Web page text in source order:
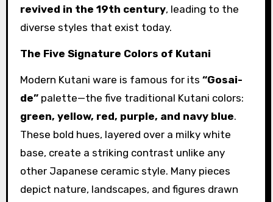
revived in the 19th century, leading to the
diverse styles that exist today.
The Five Signature Colors of Kutani
Modern Kutani ware is famous for its “Gosai-
de”palette—the five traditional Kutani colors:
green, yellow, red, purple, and navy blue.
These bold hues, layered over a milky white
base, create a striking contrast unlike any
other Japanese ceramic style. Many pieces
depict nature, landscapes, and figures drawn